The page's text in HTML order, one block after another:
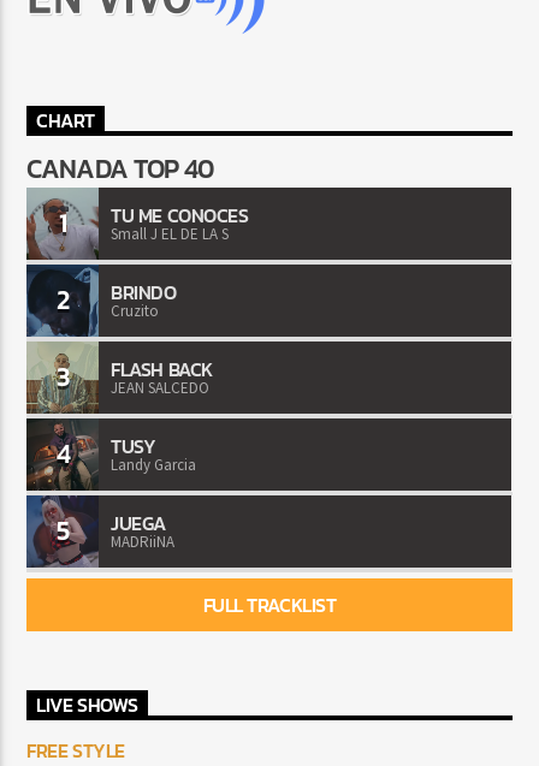
CHART
CANADA TOP 40
1 TU ME CONOCES
Small J EL DE LA S
2 BRINDO
Cruzito
3 FLASH BACK
JEAN SALCEDO
4 TUSY
Landy Garcia
5 JUEGA
MADRiiNA
FULL TRACKLIST
LIVE SHOWS
FREE STYLE